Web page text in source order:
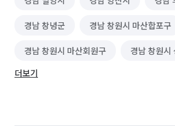
경남 창녕군 경남 창원시 마산합포구
경남 창원시 마산회원구 경남 창원시
경남 창원시 의창구
더보기